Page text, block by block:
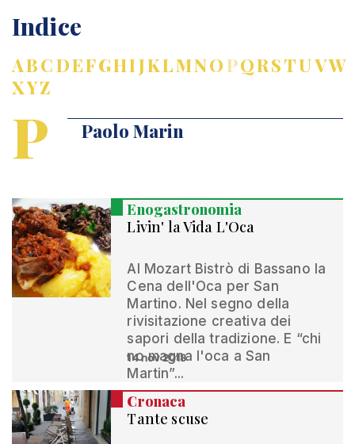
Indice
ABCDEFGHIJKLMNOPQRSTUVW
XYZ
P Paolo Marin
Enogastronomia
Livin' la Vida L'Oca
Al Mozart Bistrò di Bassano la
Cena dell'Oca per San
Martino. Nel segno della
rivisitazione creativa dei
sapori della tradizione. E “chi
no magna l'oca a San
Martin”...
14 nov 2018
Cronaca
Tante scuse